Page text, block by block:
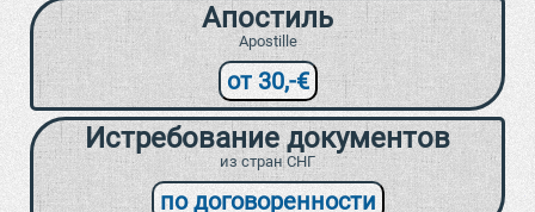
Апостиль
Apostille
от 30,-€
Истребование документов
из стран СНГ
по договоренности